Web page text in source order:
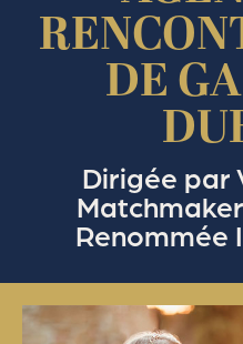
DE
Dirigée par
Renommée